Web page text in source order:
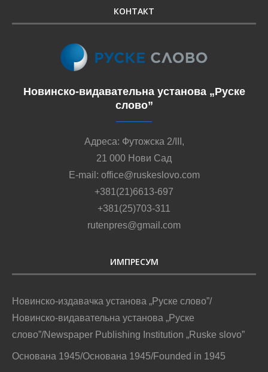
КОНТАКТ
Новинско-видавательна установа „Руске
слово”
Адреса: Футожска 2/III,
21 000 Нови Сад
E-mail: office@ruskeslovo.com
+381(21)6613-697
+381(25)703-311
rutenpres@gmail.com
ИМПРЕСУМ
Новинско-издавачка установа „Руске слово”/
Новинско-видавательна установа „Руске
слово”/Newspaper Publishing Institution „Ruske slovo”
Основана 1945/Основана 1945/Founded in 1945